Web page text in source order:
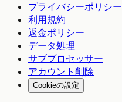
プライバシーポリシー
利用規約
返金ポリシー
データ処理
サブプロセッサー
アカウント削除
Cookieの設定